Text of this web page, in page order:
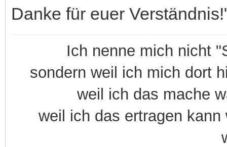
Danke für euer
Ich nenne mich nicht
sondern weil ich mich dort
weil ich das mache
weil ich das ertragen